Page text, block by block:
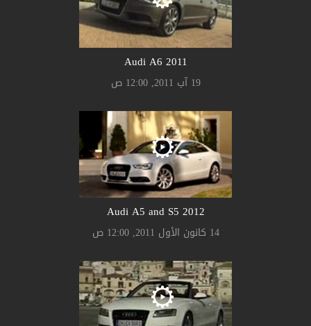
2011 Audi A6
19 آب 2011, 12:00 ص
2012 Audi A5 and S5
14 كانون الأول 2011, 12:00 ص